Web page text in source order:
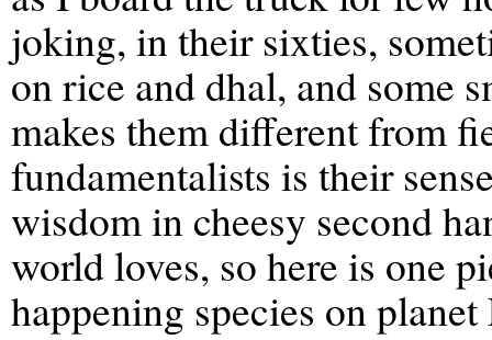
joking, in their sixties,
on rice and dhal, and some
makes them different from
fundamentalists is their
wisdom in cheesy second
world loves, so here is one
happening species on planet